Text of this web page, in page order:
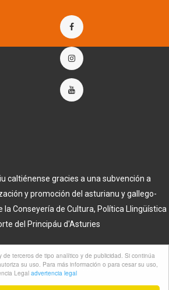
de terceros de tipo analítico y de publicidad. Si continúa
su uso. Para más información o para cesar su uso,
Legaladvertencia legal
caltiénense gracies a una subvención a
y promoción del asturianu y gallego-
la Conseyería de Cultura, Política Llingüística
del Principáu d'Asturies